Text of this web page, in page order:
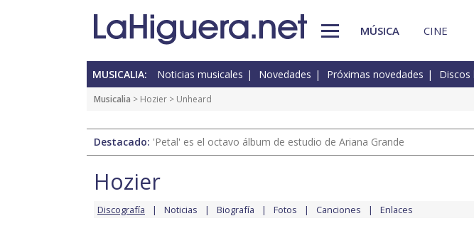
MÚSICA CINE
MUSICALIA: Noticias musicales Novedades Próximas novedades Discos
Musicalia > Hozier > Unheard
Destacado: 'Petal' es el octavo álbum de estudio de Ariana Grande
Hozier
Discografía Noticias Biografía Fotos Canciones Enlaces